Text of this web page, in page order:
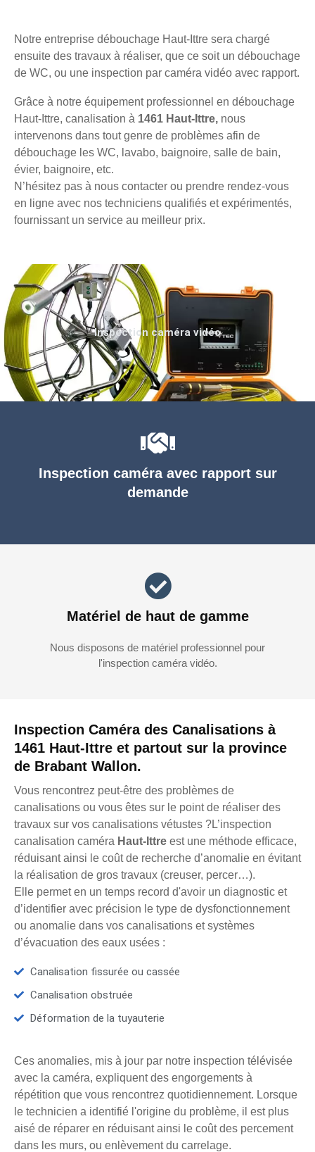
Notre entreprise débouchage Haut-Ittre sera chargé
ensuite des travaux à réaliser, que ce soit un débouchage
de WC, ou une inspection par caméra vidéo avec rapport.
Grâce à notre équipement professionnel en débouchage
Haut-Ittre, canalisation à 1461 Haut-Ittre, nous
intervenons dans tout genre de problèmes afin de
débouchage les WC, lavabo, baignoire, salle de bain,
évier, baignoire, etc.
N’hésitez pas à nous contacter ou prendre rendez-vous
en ligne avec nos techniciens qualifiés et expérimentés,
fournissant un service au meilleur prix.
Inspection Caméra des Canalisations à
1461 Haut-Ittre et partout sur la province
de Brabant Wallon.
Vous rencontrez peut-être des problèmes de
canalisations ou vous êtes sur le point de réaliser des
travaux sur vos canalisations vétustes ?L’inspection
canalisation caméra Haut-Ittre est une méthode efficace,
réduisant ainsi le coût de recherche d’anomalie en évitant
la réalisation de gros travaux (creuser, percer…).
Elle permet en un temps record d'avoir un diagnostic et
d’identifier avec précision le type de dysfonctionnement
ou anomalie dans vos canalisations et systèmes
d’évacuation des eaux usées :
Canalisation fissurée ou cassée
Canalisation obstruée
Déformation de la tuyauterie
Ces anomalies, mis à jour par notre inspection télévisée
avec la caméra, expliquent des engorgements à
répétition que vous rencontrez quotidiennement. Lorsque
le technicien a identifié l'origine du problème, il est plus
aisé de réparer en réduisant ainsi le coût des percement
dans les murs, ou enlèvement du carrelage.
Inspection caméra avec rapport sur
demande
Matériel de haut de gamme
Nous disposons de matériel professionnel pour
l'inspection caméra vidéo.
Inspection caméra vidéo